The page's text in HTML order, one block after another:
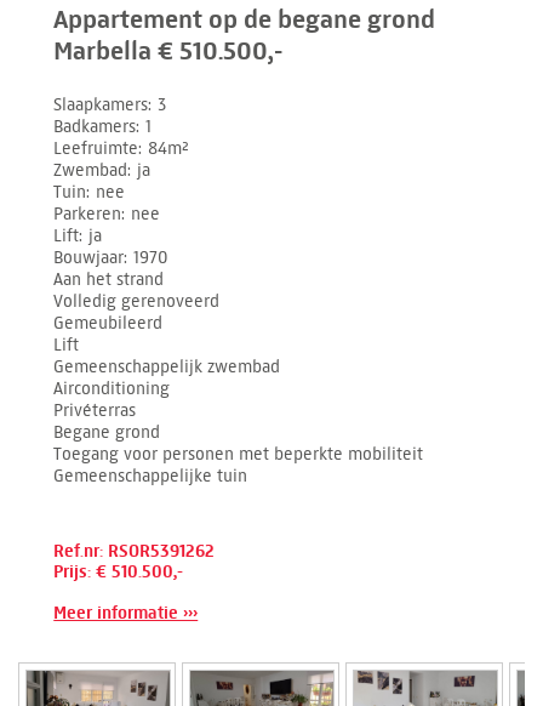
Appartement op de begane grond
Marbella € 510.500,-
Slaapkamers 3
Badkamers 1
Leefruimte 84m²
Zwembad ja
Tuin nee
Parkeren nee
Lift ja
Bouwjaar 1970
Aan het strand
Volledig gerenoveerd
Gemeubileerd
Lift
Gemeenschappelijk zwembad
Airconditioning
Privéterras
Begane grond
Toegang voor personen met beperkte mobiliteit
Gemeenschappelijke tuin
Ref.nr: RSOR5391262
Prijs: € 510.500,-
Meer informatie ›››